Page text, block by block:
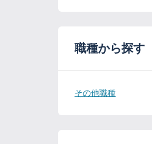
職種から探す
その他職種